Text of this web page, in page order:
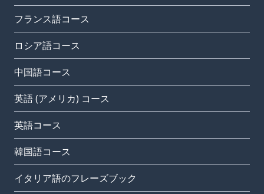
フランス語コース
ロシア語コース
中国語コース
英語 (アメリカ) コース
英語コース
韓国語コース
イタリア語のフレーズブック